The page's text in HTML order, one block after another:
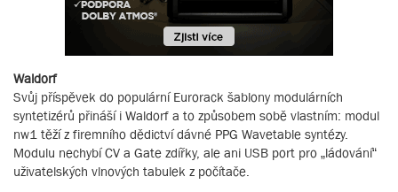
Waldorf
Svůj příspěvek do populární Eurorack šablony modulárních
syntetizérů přináší i Waldorf a to způsobem sobě vlastním: modul
nw1 těží z firemního dědictví dávné PPG Wavetable syntézy.
Modulu nechybí CV a Gate zdířky, ale ani USB port pro „ládování“
uživatelských vlnových tabulek z počítače.